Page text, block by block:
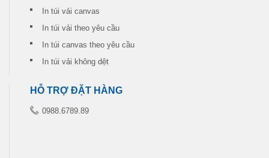
In túi vải canvas
In túi vải theo yêu cầu
In túi canvas theo yêu cầu
In túi vải không dệt
HỖ TRỢ ĐẶT HÀNG
0988.6789.89